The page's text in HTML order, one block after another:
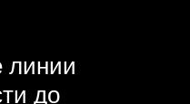
линии
до